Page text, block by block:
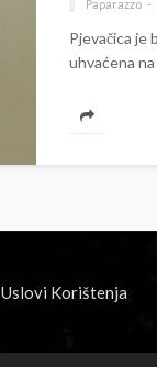
Paparazzo
Pjevačica je
uhvaćena
Uslovi Korištenja